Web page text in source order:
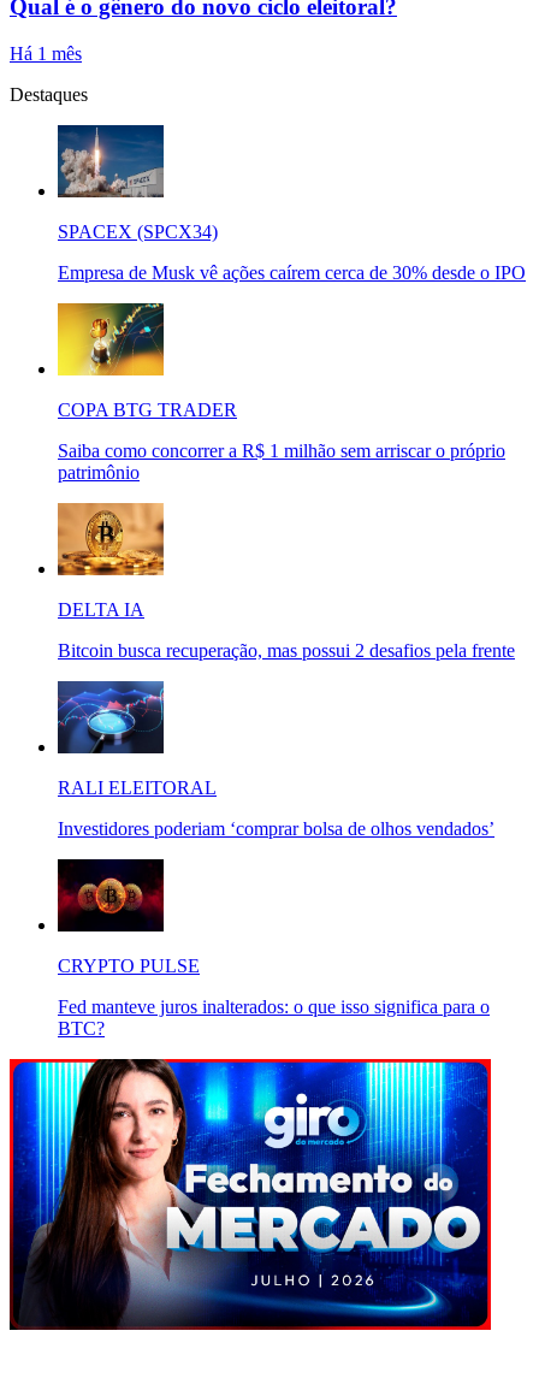
Qual é o gênero do novo ciclo eleitoral?
Há 1 mês
Destaques
SPACEX (SPCX34)
Empresa de Musk vê ações caírem cerca de 30% desde o IPO
COPA BTG TRADER
Saiba como concorrer a R$ 1 milhão sem arriscar o próprio
patrimônio
DELTA IA
Bitcoin busca recuperação, mas possui 2 desafios pela frente
RALI ELEITORAL
Investidores poderiam ‘comprar bolsa de olhos vendados’
CRYPTO PULSE
Fed manteve juros inalterados: o que isso significa para o
BTC?